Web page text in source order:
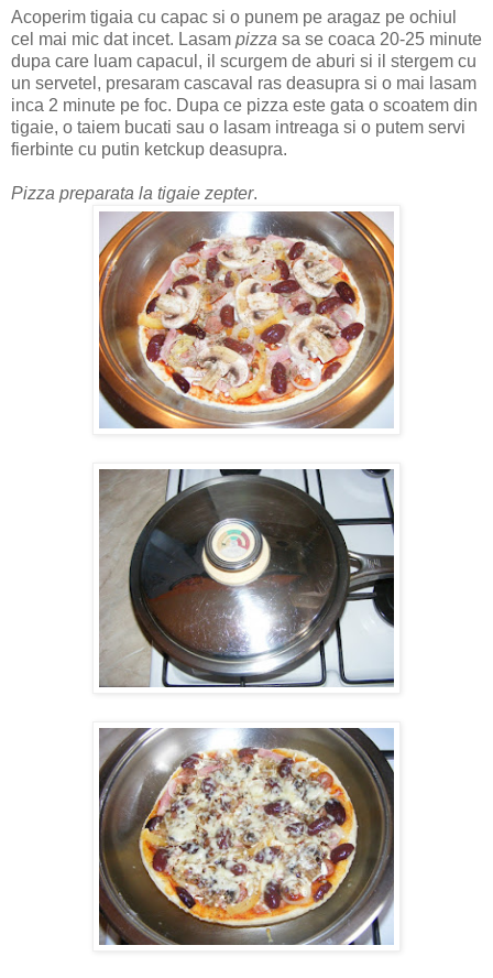
Acoperim tigaia cu capac si o punem pe aragaz pe ochiul
cel mai mic dat incet. Lasam pizza sa se coaca 20-25 minute
dupa care luam capacul, il scurgem de aburi si il stergem cu
un servetel, presaram cascaval ras deasupra si o mai lasam
inca 2 minute pe foc. Dupa ce pizza este gata o scoatem din
tigaie, o taiem bucati sau o lasam intreaga si o putem servi
fierbinte cu putin ketckup deasupra.
Pizza preparata la tigaie zepter.